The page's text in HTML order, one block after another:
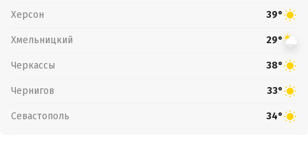
Херсон 39°
Хмельницкий 29°
Черкассы 38°
Чернигов 33°
Севастополь 34°